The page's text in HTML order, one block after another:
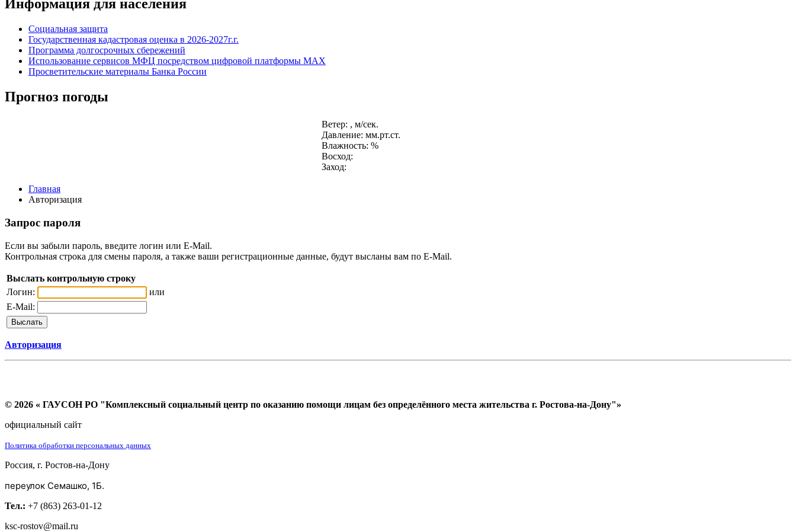
Информация для населения
Социальная защита
Государственная кадастровая оценка в 2026-2027г.г.
Программа долгосрочных сбережений
Использование сервисов МФЦ посредством цифровой платформы MAX
Просветительские материалы Банка России
Прогноз погоды
Ветер: , м/сек.
Давление: мм.рт.ст.
Влажность: %
Восход:
Заход:
Главная
Авторизация
Запрос пароля
Если вы забыли пароль, введите логин или E-Mail.
Контрольная строка для смены пароля, а также ваши регистрационные данные, будут высланы вам по E-Mail.
Выслать контрольную строку
Логин:
или
E-Mail:
Авторизация
© 2026 « ГАУСОН РО "Комплексный социальный центр по оказанию помощи лицам без определённого места жительства г. Ростова-на-Дону"»
официальный сайт
Политика обработки персональных данных
Россия, г. Ростов-на-Дону
переулок Семашко, 1Б.
Тел.: +7 (863) 263-01-12
ksc-rostov@mail.ru